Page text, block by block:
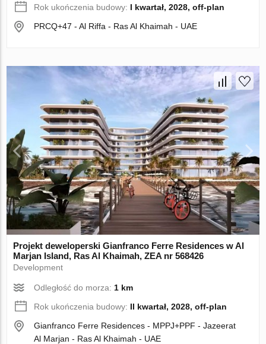
Rok ukończenia budowy: I kwartał, 2028, off-plan
PRCQ+47 - Al Riffa - Ras Al Khaimah - UAE
Projekt deweloperski Gianfranco Ferre Residences w Al
Marjan Island, Ras Al Khaimah, ZEA nr 568426
Development
Odległość do morza: 1 km
Rok ukończenia budowy: II kwartał, 2028, off-plan
Gianfranco Ferre Residences - MPPJ+PPF - Jazeerat
Al Marjan - Ras Al Khaimah - UAE